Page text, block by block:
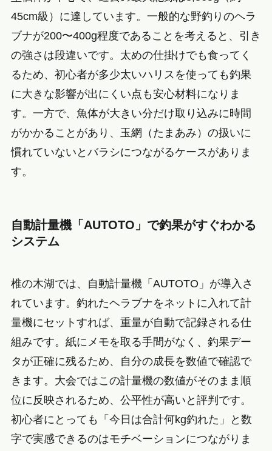
45cm級）に達しています。一般的な野釣りのヘラ
ブナが200〜400g程度であることを考えると、引き
の強さは段違いです。太めの仕掛けでも食ってく
るため、初心者が多少太いハリスを使っても釣果
に大きな影響が出にくい点も安心材料になりま
す。一方で、魚体が大きい分だけ取り込みに時間
がかかることがあり、玉網（たまあみ）の扱いに
慣れていないとバラシにつながるケースがありま
す。
自動計量機「AUTOTO」で釣果がすぐわかる
システム
椎の木湖では、自動計量機「AUTOTO」が導入さ
れています。釣れたヘラブナをネットに入れて計
量機にセットすれば、重量が自動で記録される仕
組みです。紙にメモを取る手間がなく、釣果デー
タが正確に残るため、自分の成長を数値で確認で
きます。大会ではこの計量機の数値がそのまま順
位に反映されるため、公平性が高いと評判です。
初心者にとっても「今日は合計何kg釣れた」と数
字で実感できるのはモチベーションにつながりま